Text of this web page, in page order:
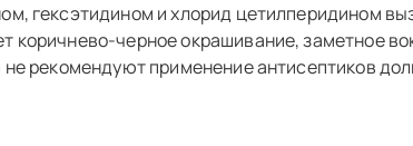
гексэтидином и хлорид цетилперидином
черное окрашивание, заметное
рекомендуют применение антисептиков